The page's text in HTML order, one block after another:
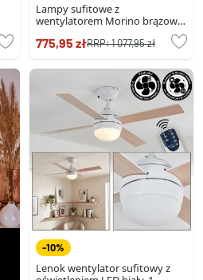
Lampy sufitowe z
wentylatorem Morino brązowy,
Zdalne sterowanie
775,95 złRRP:1 077,95 zł
-10%
Lenok wentylator sufitowy z